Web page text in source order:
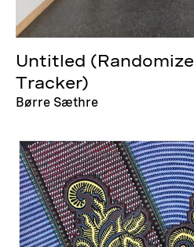
Untitled
Tracker)
Børre Sæthre